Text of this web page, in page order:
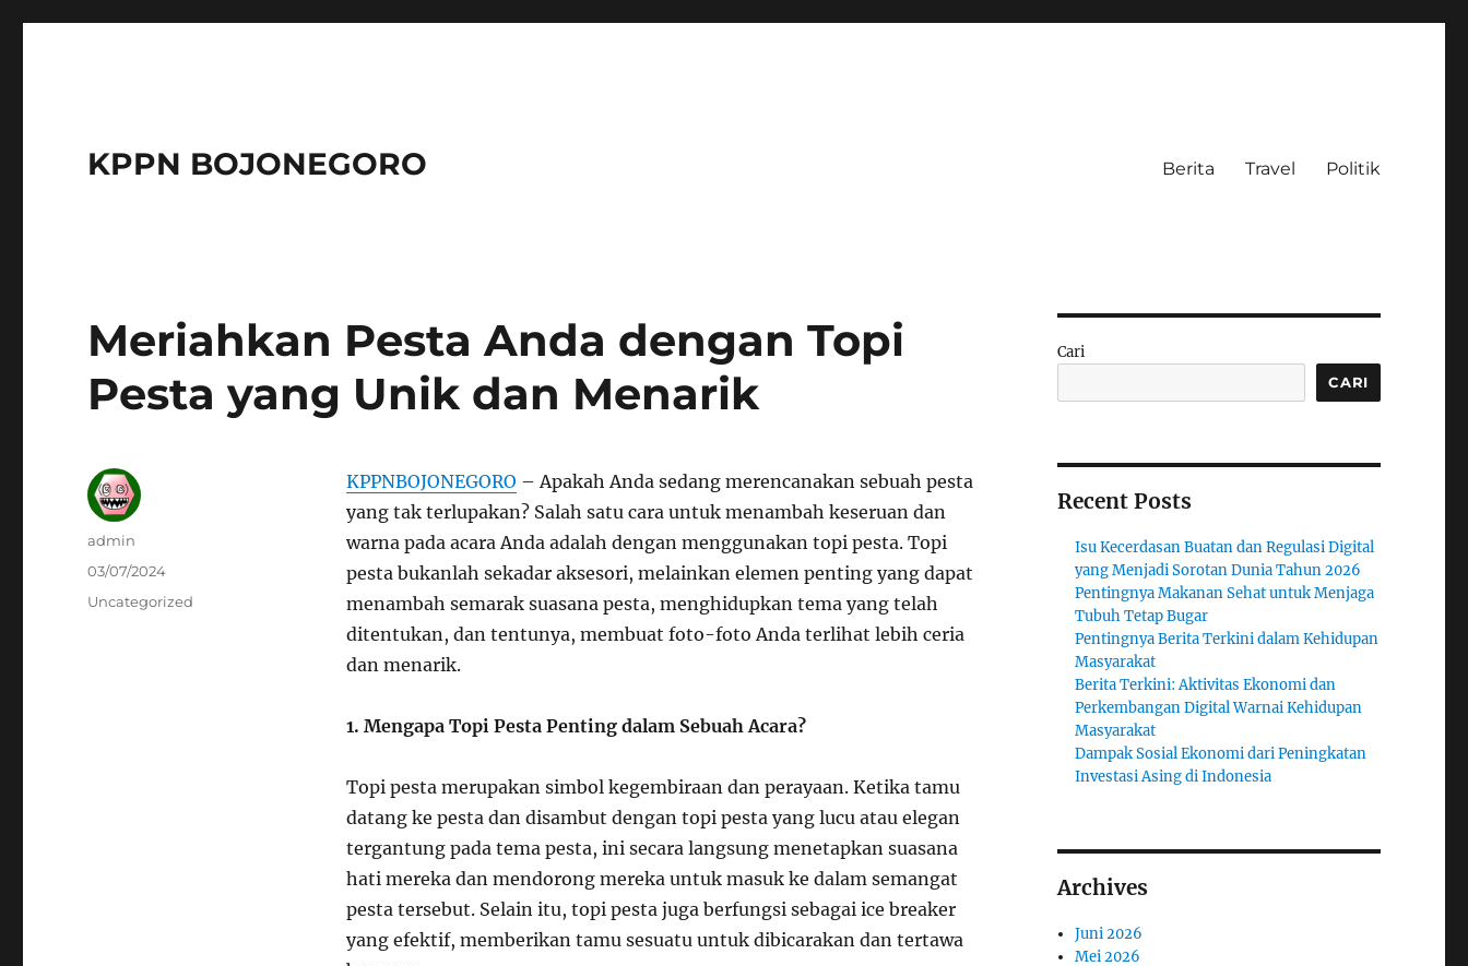
KPPN BOJONEGORO Berita Travel Politik
Meriahkan Pesta Anda dengan Topi
Pesta yang Unik dan Menarik
KPPNBOJONEGORO – Apakah Anda sedang merencanakan sebuah pesta
yang tak terlupakan? Salah satu cara untuk menambah keseruan dan
warna pada acara Anda adalah dengan menggunakan topi pesta. Topi
pesta bukanlah sekadar aksesori, melainkan elemen penting yang dapat
menambah semarak suasana pesta, menghidupkan tema yang telah
ditentukan, dan tentunya, membuat foto-foto Anda terlihat lebih ceria
dan menarik.
1. Mengapa Topi Pesta Penting dalam Sebuah Acara?
Topi pesta merupakan simbol kegembiraan dan perayaan. Ketika tamu
datang ke pesta dan disambut dengan topi pesta yang lucu atau elegan
tergantung pada tema pesta, ini secara langsung menetapkan suasana
hati mereka dan mendorong mereka untuk masuk ke dalam semangat
pesta tersebut. Selain itu, topi pesta juga berfungsi sebagai ice breaker
yang efektif, memberikan tamu sesuatu untuk dibicarakan dan tertawa
Author
admin
Posted
03/07/2024
Categories
Uncategorized
Cari
CARI
Recent Posts
Isu Kecerdasan Buatan dan Regulasi Digital
yang Menjadi Sorotan Dunia Tahun 2026
Pentingnya Makanan Sehat untuk Menjaga
Tubuh Tetap Bugar
Pentingnya Berita Terkini dalam Kehidupan
Masyarakat
Berita Terkini: Aktivitas Ekonomi dan
Perkembangan Digital Warnai Kehidupan
Masyarakat
Dampak Sosial Ekonomi dari Peningkatan
Investasi Asing di Indonesia
Archives
Juni 2026
Mei 2026